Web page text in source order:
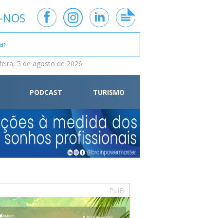
5 de agosto de 2026
PODCAST TURISMO
PUB